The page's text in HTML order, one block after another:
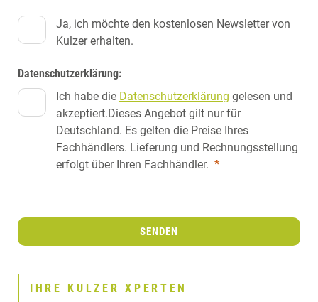
Ja, ich möchte den kostenlosen Newsletter von
Kulzer erhalten.
Datenschutzerklärung:
Ich habe die Datenschutzerklärung gelesen und
akzeptiert.Dieses Angebot gilt nur für
Deutschland. Es gelten die Preise Ihres
Fachhändlers. Lieferung und Rechnungsstellung
erfolgt über Ihren Fachhändler. *
SENDEN
IHRE KULZER XPERTEN